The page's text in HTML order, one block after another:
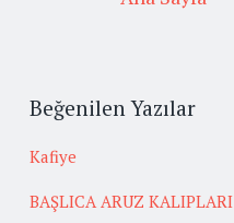
Beğenilen Yazılar
Kafiye
BAŞLICA ARUZ KALIPLARI